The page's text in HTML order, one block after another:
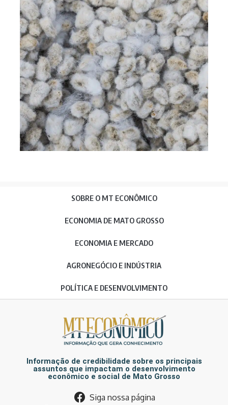
SOBRE O MT ECONÔMICO
ECONOMIA DE MATO GROSSO
ECONOMIA E MERCADO
AGRONEGÓCIO E INDÚSTRIA
POLÍTICA E DESENVOLVIMENTO
Informação de credibilidade sobre os principais
assuntos que impactam o desenvolvimento
econômico e social de Mato Grosso
Siga nossa página